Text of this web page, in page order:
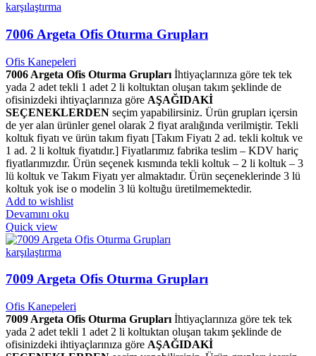
karşılaştırma
7006 Argeta Ofis Oturma Grupları
Ofis Kanepeleri
7006 Argeta Ofis Oturma Grupları İhtiyaçlarınıza göre tek tek
yada 2 adet tekli 1 adet 2 li koltuktan oluşan takım şeklinde de
ofisinizdeki ihtiyaçlarınıza göre AŞAĞIDAKİ
SEÇENEKLERDEN seçim yapabilirsiniz. Ürün grupları içersin
de yer alan ürünler genel olarak 2 fiyat aralığında verilmiştir. Tekli
koltuk fiyatı ve ürün takım fiyatı [Takım Fiyatı 2 ad. tekli koltuk ve
1 ad. 2 li koltuk fiyatıdır.] Fiyatlarımız fabrika teslim – KDV hariç
fiyatlarımızdır. Ürün seçenek kısmında tekli koltuk – 2 li koltuk – 3
lü koltuk ve Takım Fiyatı yer almaktadır. Ürün seçeneklerinde 3 lü
koltuk yok ise o modelin 3 lü koltuğu üretilmemektedir.
Add to wishlist
Devamını oku
Quick view
karşılaştırma
7009 Argeta Ofis Oturma Grupları
Ofis Kanepeleri
7009 Argeta Ofis Oturma Grupları İhtiyaçlarınıza göre tek tek
yada 2 adet tekli 1 adet 2 li koltuktan oluşan takım şeklinde de
ofisinizdeki ihtiyaçlarınıza göre AŞAĞIDAKİ